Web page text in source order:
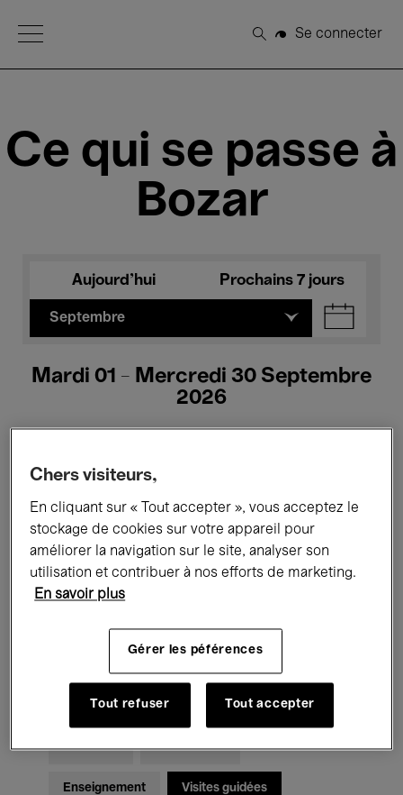
Open Menu
Rechercher
Se connecter
Ce qui se passe à
Bozar
Aujourd'hui Prochains 7 jours
Septembre
Mardi 01 - Mercredi 30 Septembre
2026
Tous les événements Concerts
Expositions Films Performances
Rencontres & Débats
Musique classique Global Music
Musique électronique
Pour tous Kids’ Palace
Enseignement Visites guidées
Chers visiteurs,
En cliquant sur « Tout accepter », vous acceptez le
stockage de cookies sur votre appareil pour
améliorer la navigation sur le site, analyser son
utilisation et contribuer à nos efforts de marketing.
En savoir plus
Gérer les péférences
Tout refuser Tout accepter